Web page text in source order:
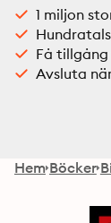
1 miljon
Få
Avsluta
Hem Böcker